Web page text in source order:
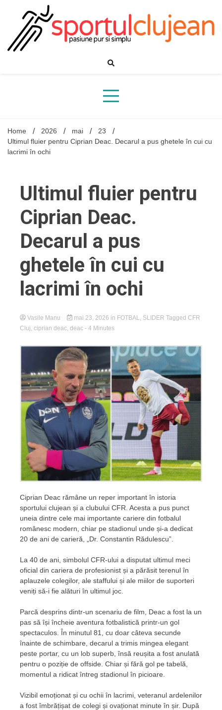
Home 2026 mai
23
Ultimul fluier pentru Ciprian Deac. Decarul a pus ghetele în cui cu
lacrimi în ochi
Ultimul fluier pentru
Ciprian Deac.
Decarul a pus
ghetele în cui cu
lacrimi în ochi
Vasile Manu mai 23, 2026 in FOTBAL SLIDER Tagged CFR
Cluj ciprian deac deac - 4 Minutes
Ciprian Deac rămâne un reper important în istoria
sportului clujean și a clubului CFR. Acesta a pus punct
uneia dintre cele mai importante cariere din fotbalul
românesc modern, chiar pe stadionul unde și-a dedicat
20 de ani de carieră, „Dr. Constantin Rădulescu”.
La 40 de ani, simbolul CFR-ului a disputat ultimul meci
oficial din cariera de profesionist și a părăsit terenul în
aplauzele colegilor, ale staffului și ale miilor de suporteri
veniți să-i fie alături în ultimul joc.
Parcă desprins dintr-un scenariu de film, Deac a fost la un
pas să își încheie aventura fotbalistică printr-un gol
spectaculos. În minutul 81, cu doar câteva secunde
înainte de schimbare, decarul a trimis mingea elegant
peste portar, cu un lob superb, însă reușita a fost anulată
pentru o poziție de offside. Chiar și fără gol pe tabelă,
momentul a ridicat întreg stadionul în picioare.
Vizibil emoționat și cu ochii în lacrimi, veteranul ardelenilor
a fost îmbrățișat de colegi și ovaționat minute în șir. După